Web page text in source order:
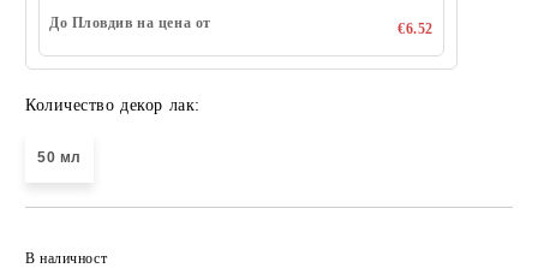
До Пловдив на цена от
€6.52
Количество декор лак:
50 мл
В наличност